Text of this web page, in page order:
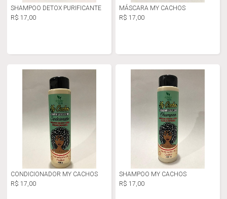
SHAMPOO DETOX PURIFICANTE
R$ 17,00
MÁSCARA MY CACHOS
R$ 17,00
CONDICIONADOR MY CACHOS
R$ 17,00
SHAMPOO MY CACHOS
R$ 17,00